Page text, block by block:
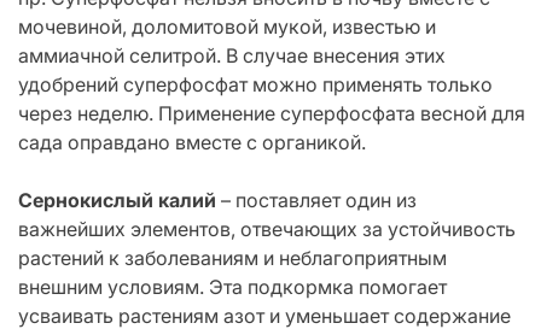
мочевиной, доломитовой мукой, известью и
аммиачной селитрой. В случае внесения этих
удобрений суперфосфат можно применять только
через неделю. Применение суперфосфата весной для
сада оправдано вместе с органикой.
Сернокислый калий – поставляет один из
важнейших элементов, отвечающих за устойчивость
растений к заболеваниям и неблагоприятным
внешним условиям. Эта подкормка помогает
усваивать растениям азот и уменьшает содержание